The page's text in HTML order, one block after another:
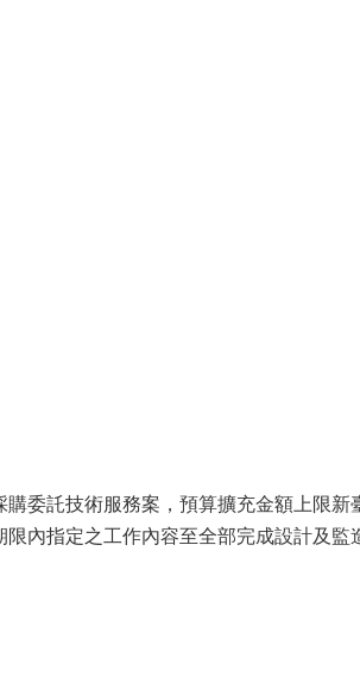
委託技術服務案，預算擴充金額上限新
內指定之工作內容至全部完成設計及監